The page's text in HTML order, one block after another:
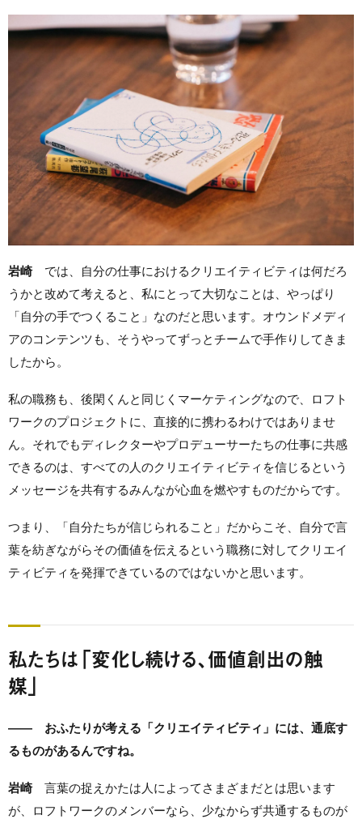
岩崎 では、自分の仕事におけるクリエイティビティは何だろ
うかと改めて考えると、私にとって大切なことは、やっぱり
「自分の手でつくること」なのだと思います。オウンドメディ
アのコンテンツも、そうやってずっとチームで手作りしてきま
したから。
私の職務も、後閑くんと同じくマーケティングなので、ロフト
ワークのプロジェクトに、直接的に携わるわけではありませ
ん。それでもディレクターやプロデューサーたちの仕事に共感
できるのは、すべての人のクリエイティビティを信じるという
メッセージを共有するみんなが心血を燃やすものだからです。
つまり、「自分たちが信じられること」だからこそ、自分で言
葉を紡ぎながらその価値を伝えるという職務に対してクリエイ
ティビティを発揮できているのではないかと思います。
私たちは「変化し続ける、価値創出の触
媒」
—— おふたりが考える「クリエイティビティ」には、通底す
るものがあるんですね。
岩崎 言葉の捉えかたは人によってさまざまだとは思います
が、ロフトワークのメンバーなら、少なからず共通するものが